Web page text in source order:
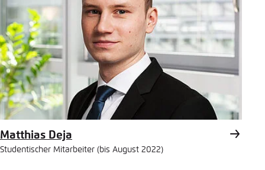
Matthias Deja
Studentischer Mitarbeiter (bis August 2022)